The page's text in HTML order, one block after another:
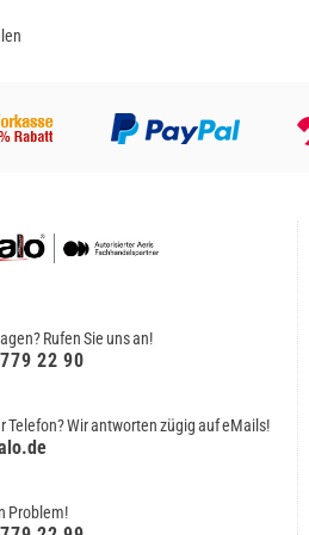
Rufen Sie uns an!
22 90
Telefon? Wir antwortenzügig auf eMails!
Problem!